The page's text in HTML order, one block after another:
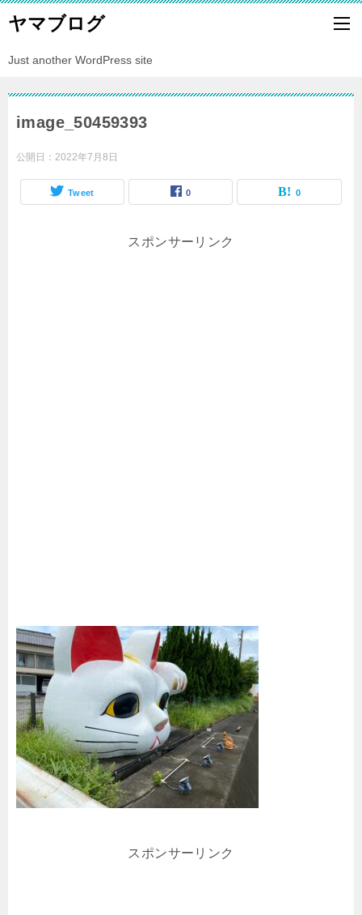
ヤマブログ
Just another WordPress site
image_50459393
公開日： 2022年7月8日
Tweet 0 0
スポンサーリンク
スポンサーリンク